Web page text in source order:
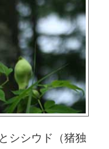
シシウド（猪独